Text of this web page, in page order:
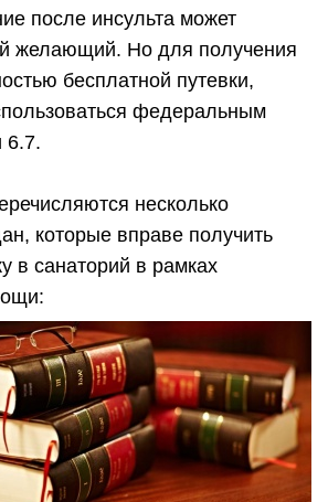
после инсульта может
желающий. Но для получения
бесплатной путевки,
федеральным
6.7.
несколько
которые вправе получить
в санаторий в рамках